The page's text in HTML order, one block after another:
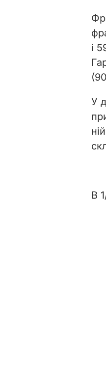
і
У
В